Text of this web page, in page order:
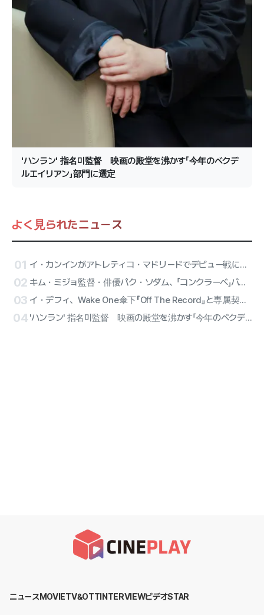
'ハンラン' 指名미監督 映画の殿堂を沸かす「今年のベクデ
ルエイリアン」部門に選定
よく見られたニュース
01 イ・カンインがアトレティコ・マドリードでデビュー戦に出陣！ATEEZのサンが始球式、リセーヌのハーフタイム公演が確定
02 キム・ミジョ監督・俳優パク・ソダム、「コンクラーベ」バリアフリーバージョンに合流
03 イ・デフィ、Wake One傘下『Off The Record』と専属契約確定…オールラウンダー・アーティストのソロ第2幕
04 'ハンラン' 指名미監督 映画の殿堂を沸かす「今年のベクデルエイリアン」部門に選定
ニュースMOVIETV&OTT INTERVIEWビデオSTAR